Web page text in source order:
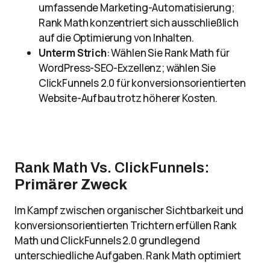
umfassende Marketing-Automatisierung;
Rank Math konzentriert sich ausschließlich
auf die Optimierung von Inhalten.
Unterm Strich: Wählen Sie Rank Math für
WordPress-SEO-Exzellenz; wählen Sie
ClickFunnels 2.0 für konversionsorientierten
Website-Aufbau trotz höherer Kosten.
Rank Math Vs. ClickFunnels:
Primärer Zweck
Im Kampf zwischen organischer Sichtbarkeit und
konversionsorientierten Trichtern erfüllen Rank
Math und ClickFunnels 2.0 grundlegend
unterschiedliche Aufgaben. Rank Math optimiert